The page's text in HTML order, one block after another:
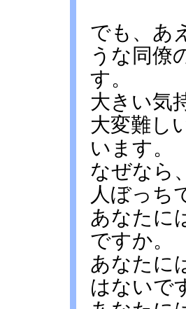
でも、あ
うな同僚
す。
大きい気
大変難し
います。
なぜなら
人ぼっち
あなたに
ですか。
あなたに
はないで